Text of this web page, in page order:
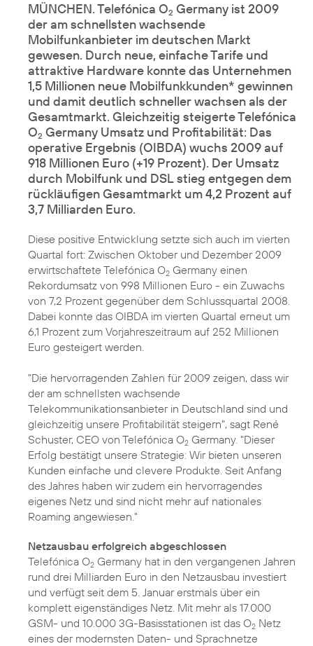
MÜNCHEN. Telefónica O2 Germany ist 2009
der am schnellsten wachsende
Mobilfunkanbieter im deutschen Markt
gewesen. Durch neue, einfache Tarife und
attraktive Hardware konnte das Unternehmen
1,5 Millionen neue Mobilfunkkunden* gewinnen
und damit deutlich schneller wachsen als der
Gesamtmarkt. Gleichzeitig steigerte Telefónica
O2 Germany Umsatz und Profitabilität: Das
operative Ergebnis (OIBDA) wuchs 2009 auf
918 Millionen Euro (+19 Prozent). Der Umsatz
durch Mobilfunk und DSL stieg entgegen dem
rückläufigen Gesamtmarkt um 4,2 Prozent auf
3,7 Milliarden Euro.
Diese positive Entwicklung setzte sich auch im vierten
Quartal fort: Zwischen Oktober und Dezember 2009
erwirtschaftete Telefónica O2 Germany einen
Rekordumsatz von 998 Millionen Euro - ein Zuwachs
von 7,2 Prozent gegenüber dem Schlussquartal 2008.
Dabei konnte das OIBDA im vierten Quartal erneut um
6,1 Prozent zum Vorjahreszeitraum auf 252 Millionen
Euro gesteigert werden.
"Die hervorragenden Zahlen für 2009 zeigen, dass wir
der am schnellsten wachsende
Telekommunikationsanbieter in Deutschland sind und
gleichzeitig unsere Profitabilität steigern", sagt René
Schuster, CEO von Telefónica O2 Germany. "Dieser
Erfolg bestätigt unsere Strategie: Wir bieten unseren
Kunden einfache und clevere Produkte. Seit Anfang
des Jahres haben wir zudem ein hervorragendes
eigenes Netz und sind nicht mehr auf nationales
Roaming angewiesen."
Netzausbau erfolgreich abgeschlossen
Telefónica O2 Germany hat in den vergangenen Jahren
rund drei Milliarden Euro in den Netzausbau investiert
und verfügt seit dem 5. Januar erstmals über ein
komplett eigenständiges Netz. Mit mehr als 17.000
GSM- und 10.000 3G-Basisstationen ist das O2 Netz
eines der modernsten Daten- und Sprachnetze